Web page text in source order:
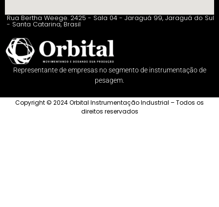
Rua Bertha Weege. 2425 - Sala 04 - Jaraguá 99, Jaraguá do Sul
- Santa Catarina, Brasil
Representante de empresas no segmento de instrumentação de
pesagem.
Copyright © 2024 Orbital Instrumentação Industrial – Todos os
direitos reservados